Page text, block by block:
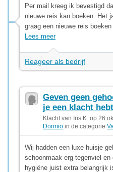
Per mail kreeg ik bevestigd
nieuwe reis kan boeken. Het
graag een nieuwe reis
Lees meer
Reageer als bedrijf
Geven geen
je een klacht hebt
Klacht van Iris K. op 26
Dormio in de categorie
Wij hadden een luxe huisje
schoonmaak erg tegenviel
hygiëne juist extra belangrijk